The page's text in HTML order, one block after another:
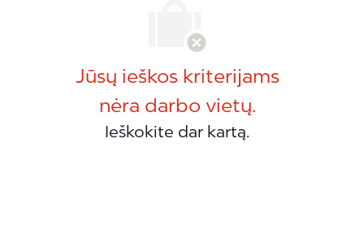
Jūsų ieškos kriterijams
nėra darbo vietų.
Ieškokite dar kartą.